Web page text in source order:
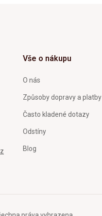
Vše o nákupu
O nás
Způsoby dopravy a platby
Často kladené dotazy
Odstíny
Blog